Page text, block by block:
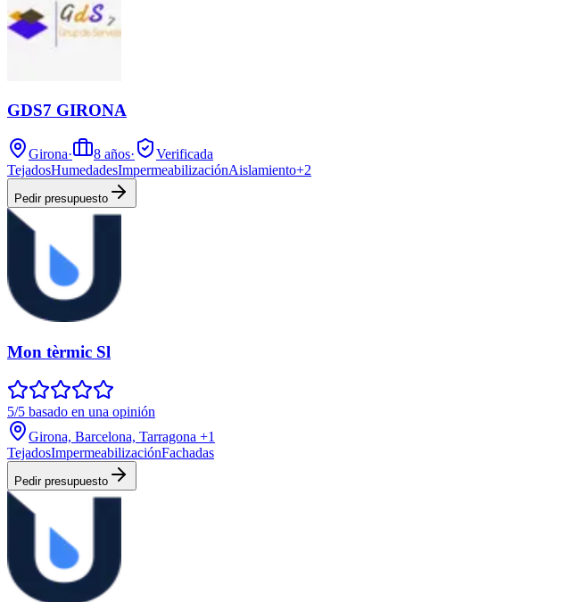
GDS7 GIRONA
Girona· 8 años·
Verificada
TejadosHumedadesImpermeabilizaciónAislamiento+2
Pedir presupuesto
Mon tèrmic Sl
5/5 basado en una opinión
Girona, Barcelona, Tarragona +1
TejadosImpermeabilizaciónFachadas
Pedir presupuesto